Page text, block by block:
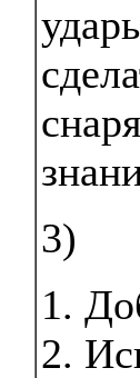
3)
1.
2.